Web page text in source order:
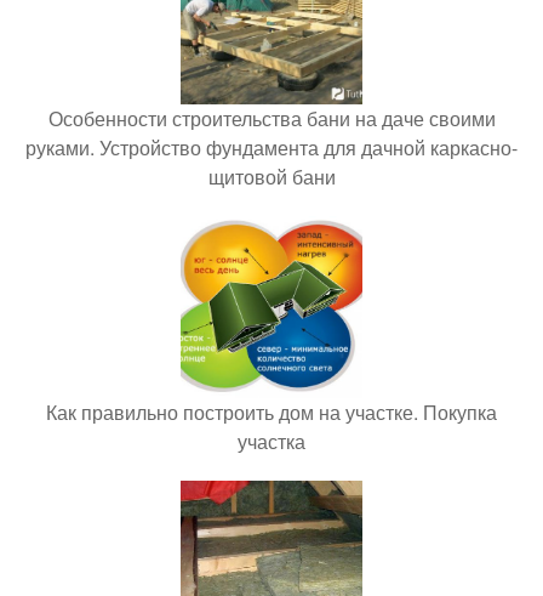
Особенности строительства бани на даче своими
руками. Устройство фундамента для дачной каркасно-
щитовой бани
Как правильно построить дом на участке. Покупка
участка